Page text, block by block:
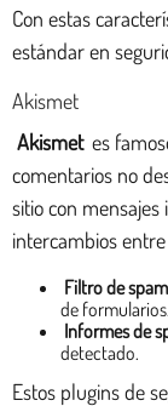
Con estas
estándar en
Akismet
Akismet es
comentarios no
sitio con
intercambios
Filtro de spam
de formularios.
Informes de
detectado.
Estos plugins de